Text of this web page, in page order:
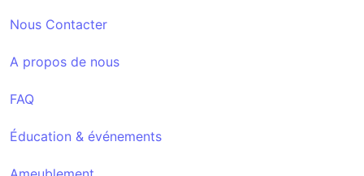
Nous Contacter
A propos de nous
FAQ
Éducation & événements